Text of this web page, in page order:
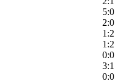
5:0
2:0
1:2
1:2
0:0
3:1
0:0